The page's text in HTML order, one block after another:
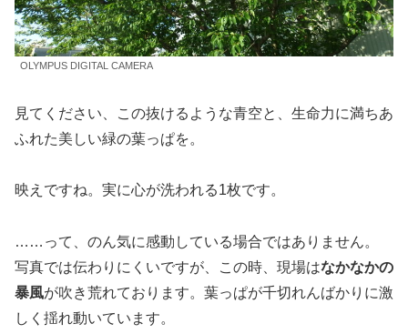
OLYMPUS DIGITAL CAMERA
見てください、この抜けるような青空と、生命力に満ちあ
ふれた美しい緑の葉っぱを。
映えですね。実に心が洗われる1枚です。
……って、のん気に感動している場合ではありません。
写真では伝わりにくいですが、この時、現場はなかなかの
暴風が吹き荒れております。葉っぱが千切れんばかりに激
しく揺れ動いています。